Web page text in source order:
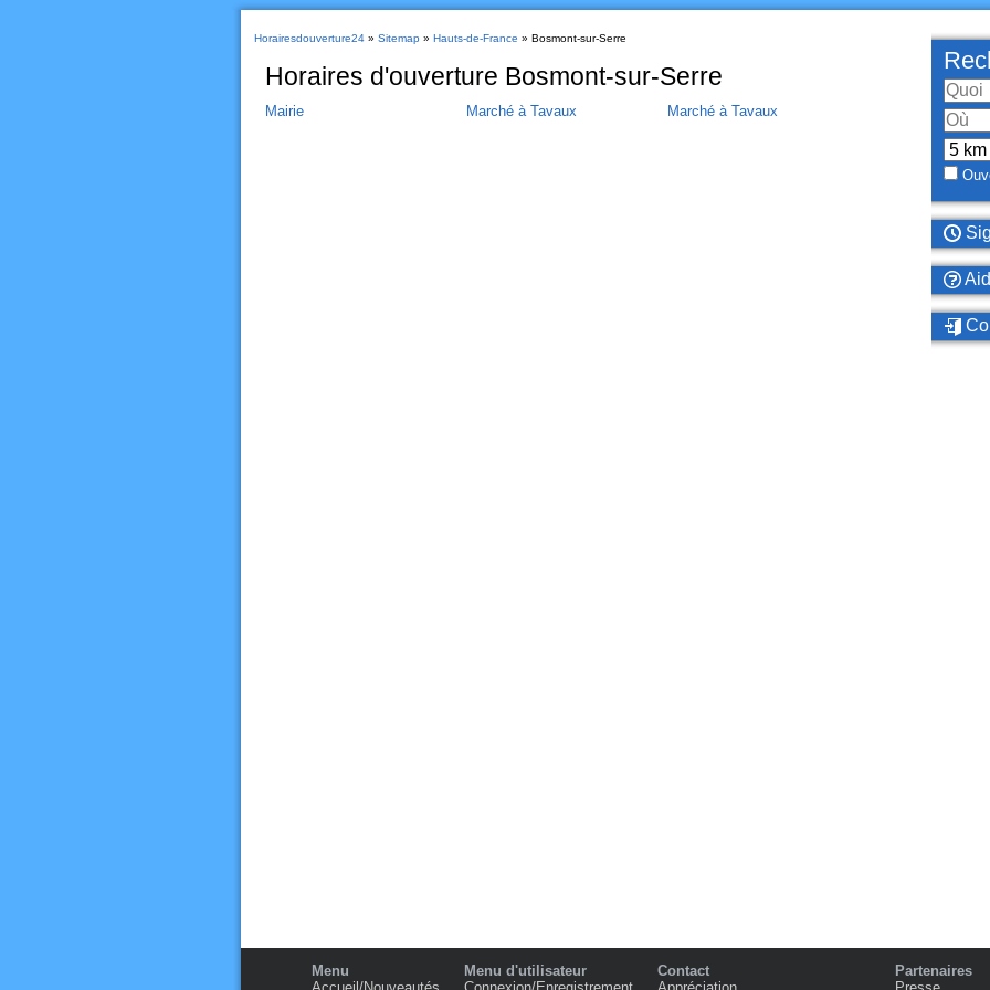
Horairesdouverture24» Sitemap» Hauts-de-France » Bosmont-sur-Serre
Horaires d'ouverture Bosmont-sur-Serre
Mairie Marché à Tavaux Marché à Tavaux
Menu
Menu d'utilisateur
Contact
Partenaires